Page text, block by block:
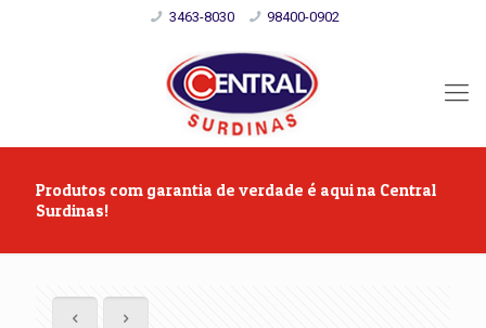
3463-8030 98400-0902
Produtos com garantia de verdade é aqui na Central
Surdinas!